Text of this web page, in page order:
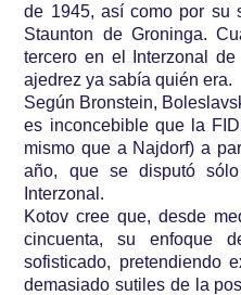
de 1945, así como por su
Staunton de Groninga.
tercero en el Interzonal
ajedrez ya sabía quién era.
Según Bronstein,
es inconcebible que la
mismo que a Najdorf) a
año, que se disputó
Interzonal.
Kotov cree que, desde
cincuenta, su enfoque
sofisticado, pretendiendo
demasiado sutiles de la